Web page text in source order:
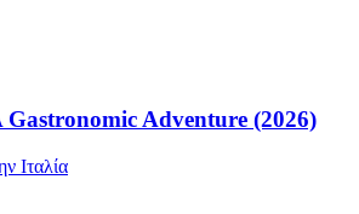
Adventure (2026)
Ιταλία